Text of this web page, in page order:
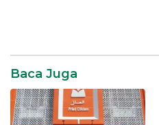
yang memengaruhi
metabolisme asam urat.…
Baca Juga